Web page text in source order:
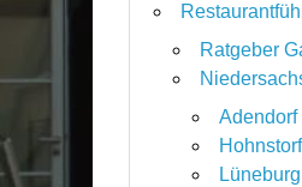
Ratgeber
Adendorf
Hohnstorf
Lüneburg